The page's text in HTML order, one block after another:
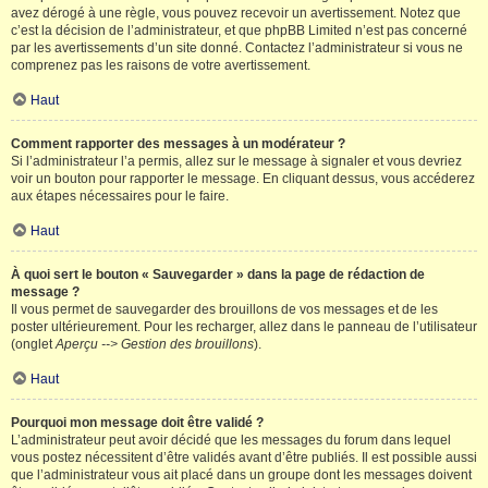
avez dérogé à une règle, vous pouvez recevoir un avertissement. Notez que
c’est la décision de l’administrateur, et que phpBB Limited n’est pas concerné
par les avertissements d’un site donné. Contactez l’administrateur si vous ne
comprenez pas les raisons de votre avertissement.
Haut
Comment rapporter des messages à un modérateur ?
Si l’administrateur l’a permis, allez sur le message à signaler et vous devriez
voir un bouton pour rapporter le message. En cliquant dessus, vous accéderez
aux étapes nécessaires pour le faire.
Haut
À quoi sert le bouton « Sauvegarder » dans la page de rédaction de
message ?
Il vous permet de sauvegarder des brouillons de vos messages et de les
poster ultérieurement. Pour les recharger, allez dans le panneau de l’utilisateur
(ongletAperçu --> Gestion des brouillons).
Haut
Pourquoi mon message doit être validé ?
L’administrateur peut avoir décidé que les messages du forum dans lequel
vous postez nécessitent d’être validés avant d’être publiés. Il est possible aussi
que l’administrateur vous ait placé dans un groupe dont les messages doivent